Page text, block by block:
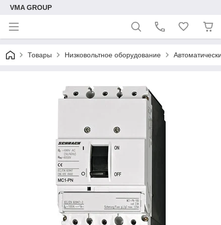
VMA GROUP
Товары Низковольтное оборудование